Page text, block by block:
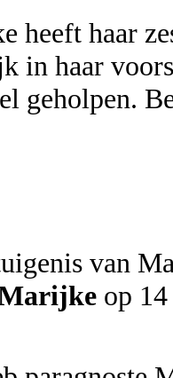
heeft haar
in haar
geholpen.
op